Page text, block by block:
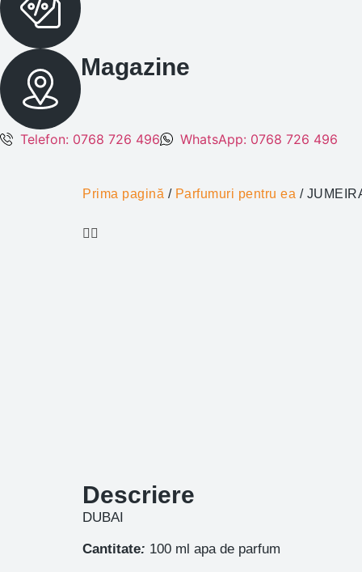
Magazine
Telefon: 0768 726 496 WhatsApp: 0768 726 496
Prima pagină / Parfumuri pentru ea /
Descriere
DUBAI
Cantitate: 100 ml apa de parfum